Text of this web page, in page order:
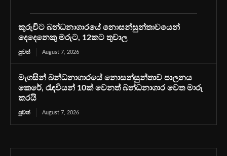
කුරුවිට බන්ධනාගාරයේ නොසන්සුන්තාවයෙන්
දෙදෙනෙකු මරුට, 12කට තුවාල
පුවත් August 7, 2026
මැගසින් බන්ධනාගාරයේ නොසන්සුන්තාව පාලනය
කෙරේ, රැඳවියන් 10ක් වෙනත් බන්ධනාගාර වෙත මාරු
කරයි
පුවත් August 7, 2026